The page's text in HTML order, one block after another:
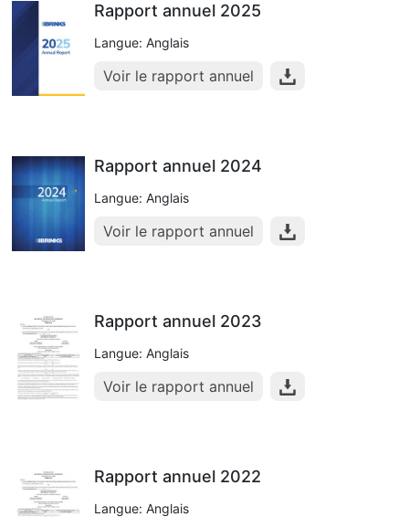
Rapport annuel 2025
Langue: Anglais
Voir le rapport annuel
Rapport annuel 2024
Langue: Anglais
Voir le rapport annuel
Rapport annuel 2023
Langue: Anglais
Voir le rapport annuel
Rapport annuel 2022
Langue: Anglais